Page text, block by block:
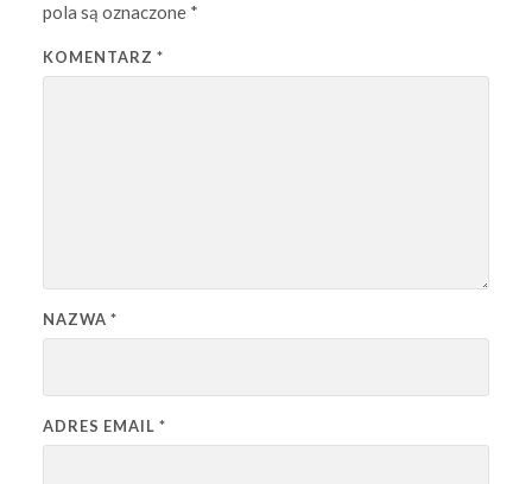
pola są oznaczone *
KOMENTARZ *
NAZWA *
ADRES EMAIL *